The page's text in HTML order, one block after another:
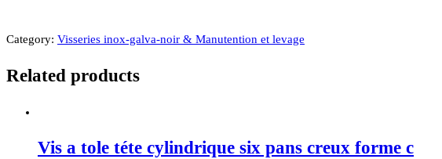
Category: Visseries inox-galva-noir & Manutention et levage
Related products
Vis a tole téte cylindrique six pans creux forme c